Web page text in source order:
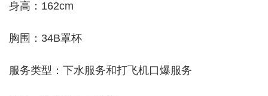
身高：162cm
胸围：34B罩杯
服务类型：下水服务和打飞机口爆服务